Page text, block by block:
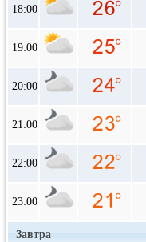
18:00
19:00
20:00
21:00
22:00
23:00
Завтра